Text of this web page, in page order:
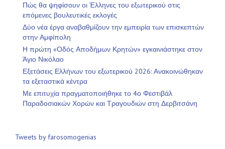
Πώς θα ψηφίσουν οι Έλληνες του εξωτερικού στις
επόμενες βουλευτικές εκλογές
Δύο νέα έργα αναβαθμίζουν την εμπειρία των επισκεπτών
στην Αμφίπολη
Η πρώτη «Οδός Αποδήμων Κρητών» εγκαινιάστηκε στον
Άγιο Νικόλαο
Εξετάσεις Ελλήνων του εξωτερικού 2026: Ανακοινώθηκαν
τα εξεταστικά κέντρα
Με επιτυχία πραγματοποιήθηκε το 4ο Φεστιβάλ
Παραδοσιακών Χορών και Τραγουδιών στη Δερβιτσάνη
Tweets by farosomogenias